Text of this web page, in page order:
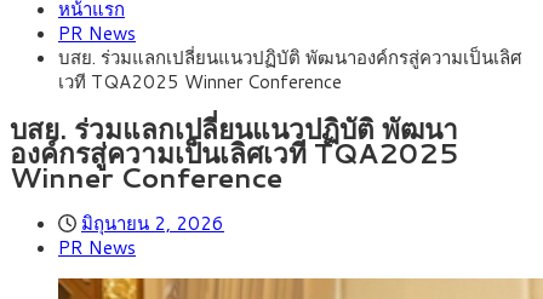
หน้ารถไฟฟ้าสงขลา โมโนเรล 12.54 กม. เชื่อมเมืองหาดใหญ่
สิงหาคม 4, 2026
รายหัวเพียง 2,618 บาท เสนอทบทวนจัดสรรงบให้สอดคล้องภาระ
งานจริง
สิงหาคม 3, 2026
33.00-33.60 ติดตามข้อมูลจ้างงานสหรัฐฯ
สิงหาคม 1, 2026 “เอกนิติ” เปิดเครื่องยนต์เศรษฐกิจใหม่ของไทย
เดินหน้า 5 ยุทธศาสตร์ รื้อโครงสร้างเศรษฐกิจ ดันไทยโตเต็ม
กรกฎาคม 27, 2026 ภัยเงียบใกล้ตัวเด็ก LSD “แสตมป์เมา” ยาเสพ
ติดลายการ์ตูน กรมศุลกากร เตือนผู้ปกครองเฝ้าระวัง หลังยึดล็อต
ใหญ่จากเยอรมนี
หน้าแรก
PR News
บสย. ร่วมแลกเปลี่ยนแนวปฏิบัติ พัฒนาองค์กรสู่ความเป็นเลิศ
เวที TQA2025 Winner Conference
บสย. ร่วมแลกเปลี่ยนแนวปฏิบัติ พัฒนา
องค์กรสู่ความเป็นเลิศเวที TQA2025
Winner Conference
มิถุนายน 2, 2026
PR News